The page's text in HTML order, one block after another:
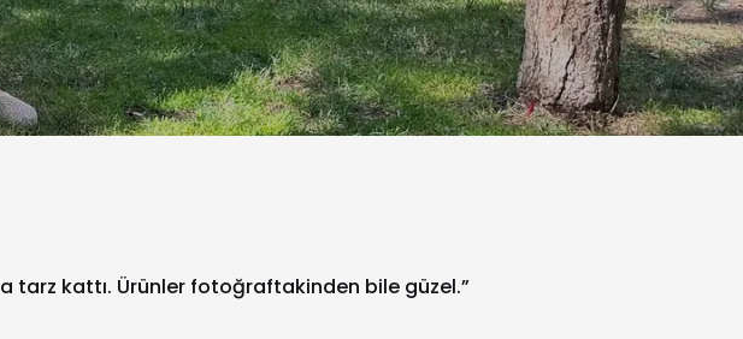
tarz kattı. Ürünler fotoğraftakinden bile güzel.”